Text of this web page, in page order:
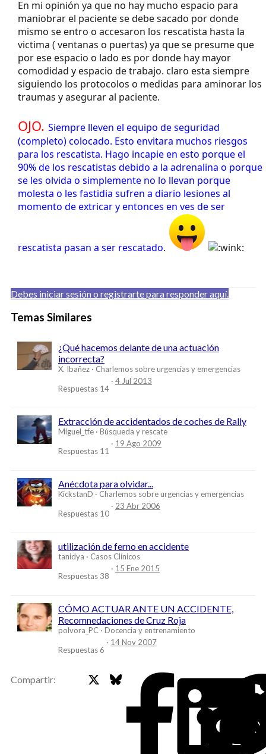
En mi opinión ya que no hay mucho espacio para
maniobrar el paciente se debe sacado por donde
mismo se entro o accesaron los rescatista hasta la
victima ( ventanas o puertas) ya que se presume que
por ese espacio o lado es por donde hay mayor
comodidad y espacio de trabajo. claro esta siempre
siguiendo los protocolos o medidas para aminorar los
traumas y asegurar al paciente.
OJO. Siempre lleven el equipo de seguridad
(completo) colocado. Esto envitara muchos riesgos
para los rescatista. Hago incapie en esto porque el
90% de los rescatistas debido a la adrenalina o porque
se les olvida o simplemente no lo llevan porque
molesta o les fastidia sufren a diario lesiones al
momento de extricar y entonces en ves de ser
rescatista pasan a ser rescatado.
Debes iniciar sesión o registrarte para responder aquí.
Temas Similares
¿Qué hacemos delante de una actuación
incorrecta?
X. Ibañez Charlemos sobre urgencias y emergencias
Respuestas 14
4 Jul 2013
Extracción de accidentados de coches de Rally
Miguel_tfe Búsqueda y rescate
Respuestas 11
19 Ago 2009
Anécdota para olvidar...
KickstanD Charlemos sobre urgencias y emergencias
Respuestas 10
23 Abr 2006
utilización de ferno en accidente
tanidya Casos Clínicos
Respuestas 38
15 Ene 2015
CÓMO ACTUAR ANTE UN ACCIDENTE,
Recomnedaciones de Cruz Roja
polvora_PC Docencia y entrenamiento
Respuestas 6
14 Nov 2007
Compartir: Bluesky